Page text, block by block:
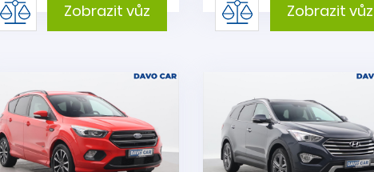
Zobrazit vůz Zobrazit vůz